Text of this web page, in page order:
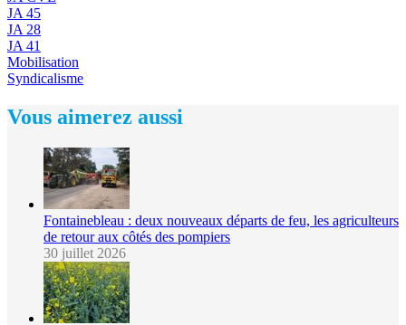
JA 45
JA 28
JA 41
Mobilisation
Syndicalisme
Vous aimerez aussi
Fontainebleau : deux nouveaux départs de feu, les agriculteurs
de retour aux côtés des pompiers
30 juillet 2026